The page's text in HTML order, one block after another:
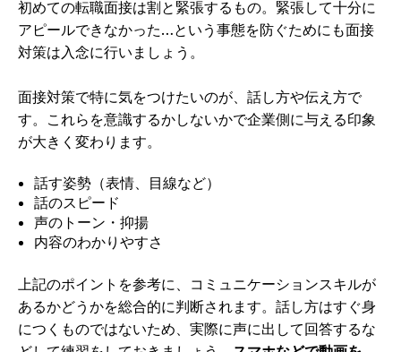
初めての転職面接は割と緊張するもの。緊張して十分に
アピールできなかった…という事態を防ぐためにも面接
対策は入念に行いましょう。
面接対策で特に気をつけたいのが、話し方や伝え方で
す。これらを意識するかしないかで企業側に与える印象
が大きく変わります。
話す姿勢（表情、目線など）
話のスピード
声のトーン・抑揚
内容のわかりやすさ
上記のポイントを参考に、コミュニケーションスキルが
あるかどうかを総合的に判断されます。話し方はすぐ身
につくものではないため、実際に声に出して回答するな